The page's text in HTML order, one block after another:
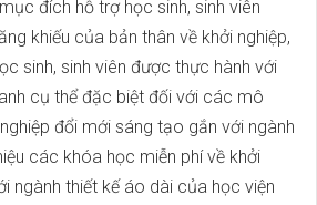
đích hỗ trợ học sinh, sinh viên
khiếu của bản thân về khởi nghiệp,
sinh, sinh viên được thực hành với
cụ thể đặc biệt đối với các mô
đổi mới sáng tạo gắn với ngành
các khóa học miễn phí về khởi
ngành thiết kế áo dài của học viện